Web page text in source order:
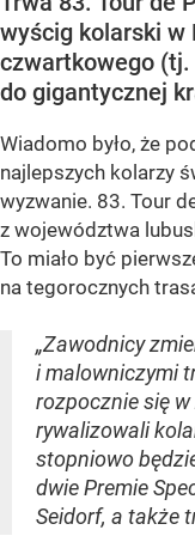
wyścig kolarski w
czwartkowego (tj.
do gigantycznej
Wiadomo było, że
najlepszych kolarzy
wyzwanie. 83. Tour
z województwa
To miało być
na tegorocznych
„Zawodnicy
i malowniczymi
rozpocznie się
rywalizowali
stopniowo
dwie Premie
Seidorf, a także